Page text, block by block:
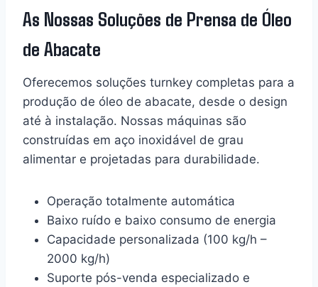
As Nossas Soluções de Prensa de Óleo
de Abacate
Oferecemos soluções turnkey completas para a
produção de óleo de abacate, desde o design
até à instalação. Nossas máquinas são
construídas em aço inoxidável de grau
alimentar e projetadas para durabilidade.
Operação totalmente automática
Baixo ruído e baixo consumo de energia
Capacidade personalizada (100 kg/h –
2000 kg/h)
Suporte pós-venda especializado e